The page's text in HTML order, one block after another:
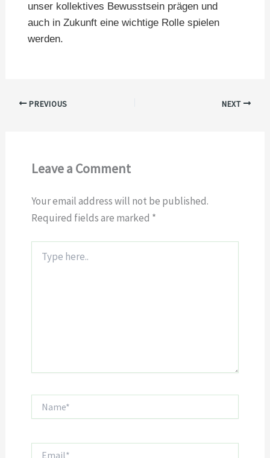
unser kollektives Bewusstsein prägen und
auch in Zukunft eine wichtige Rolle spielen
werden.
PREVIOUS NEXT
Leave a Comment
Your email address will not be published.
Required fields are marked *
here..